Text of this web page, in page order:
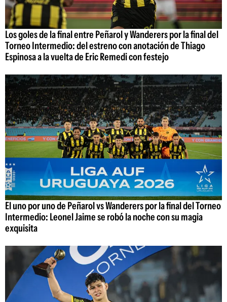
Los goles de la final entre Peñarol y Wanderers por la final del
Torneo Intermedio: del estreno con anotación de Thiago
Espinosa a la vuelta de Eric Remedi con festejo
El uno por uno de Peñarol vs Wanderers por la final del Torneo
Intermedio: Leonel Jaime se robó la noche con su magia
exquisita